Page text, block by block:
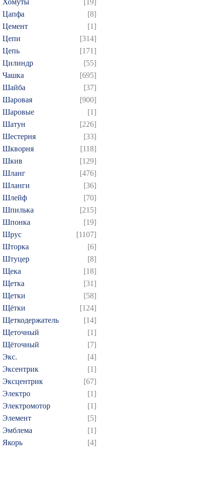
Хомуты
[19]
Цапфа
[8]
Цемент
[1]
Цепи
[314]
Цепь
[171]
Цилиндр
[55]
Чашка
[695]
Шайба
[37]
Шаровая
[900]
Шаровые
[1]
Шатун
[226]
Шестерня
[33]
Шкворня
[118]
Шкив
[129]
Шланг
[476]
Шланги
[36]
Шлейф
[70]
Шпилька
[215]
Шпонка
[19]
Шрус
[1107]
Шторка
[6]
Штуцер
[8]
Щека
[18]
Щетка
[31]
Щетки
[58]
Щётки
[124]
Щеткодержатель
[14]
Щеточный
[1]
Щёточный
[7]
Экс.
[4]
Эксентрик
[1]
Эксцентрик
[67]
Электро
[1]
Электромотор
[1]
Элемент
[5]
Эмблема
[1]
Якорь
[4]